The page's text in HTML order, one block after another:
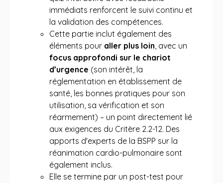
immédiats renforcent le suivi continu et
la validation des compétences.
Cette partie inclut également des
éléments pour aller plus loin, avec un
focus approfondi sur le chariot
d’urgence (son intérêt, la
réglementation en établissement de
santé, les bonnes pratiques pour son
utilisation, sa vérification et son
réarmement) – un point directement lié
aux exigences du Critère 2.2-12. Des
apports d'experts de la BSPP sur la
réanimation cardio-pulmonaire sont
également inclus.
Elle se termine par un post-test pour